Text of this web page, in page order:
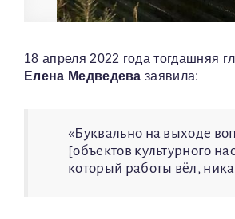
18 апреля 2022 года тогдашняя
Елена Медведева заявила:
«Буквально на выходе
[объектов культурного
который работы вёл,